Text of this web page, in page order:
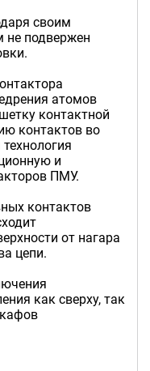
своим
не подвержен
атомов
контактной
контактов во
и
ПМУ.
контактов
от нагара
цепи.
как сверху, так